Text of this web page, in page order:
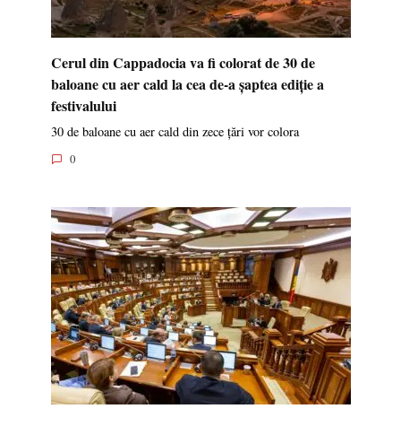
Cerul din Cappadocia va fi colorat de 30 de
baloane cu aer cald la cea de-a șaptea ediție a
festivalului
30 de baloane cu aer cald din zece țări vor colora
0